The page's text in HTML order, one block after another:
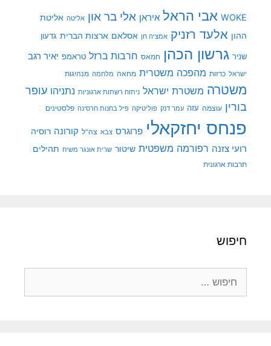
WOKE אבי הראל איראן אלי בר און אליטה אליטת
ההון אלעד רזניק אמציה חן אסלאם ארצות הברית גדעון
שניר גרשון הכהן חמאס חרבות ברזל טראמפ יאיר רגב
ישראל כרזות מהפכה משטרית מחאה מלחמה מנהיגות
משטרה משטרת ישראל ניתוח רשתות ארגוניות נתניהו עופר
בורין עוצמה עזה עמר דנק פוליטיקה פיל בחנות חרסינה פלסטינים
פנחס יחזקאלי פרוגרס צבא צה"ל קורונה רוסיה
רועי צזנה רפורמה משפטית שיטור שרית אונגר משיח תהילים
תרבות ארגונית
חיפוש